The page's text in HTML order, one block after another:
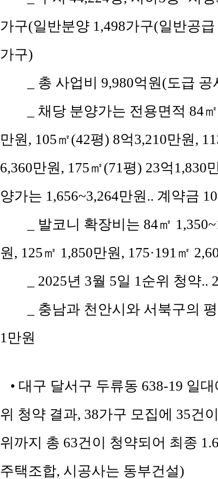
가구(일반분양 1,498가구(일반공
가구)
_ 총 사업비 9,980억원(도급
_ 채당 분양가는 전용면적 84
만원, 105㎡(42평) 8억3,210만원,
6,360만원, 175㎡(71평) 23억1,830
양가는 1,656~3,264만원.. 계약금
_ 발코니 확장비는 84㎡
원, 125㎡ 1,850만원, 175·191㎡
_ 2025년 3월 5일 1순위 청약
_ 충남과 천안시와 서북구의
1만원
• 대구 달서구 두류동 638-19 일
위 청약 결과, 38가구 모집에 35건
위까지 총 63건이 청약되어 최종
주택조합, 시공사는 동부건설)